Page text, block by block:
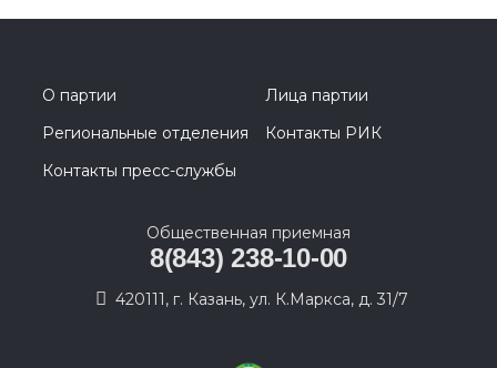
О партии
Лица партии
Региональные отделения
Контакты РИК
Контакты пресс-службы
Общественная приемная
8(843) 238-10-00
420111, г. Казань, ул. К.Маркса, д. 31/7